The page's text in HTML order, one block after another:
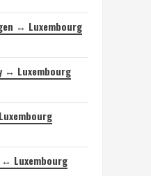
↔ Luxembourg
↔ Luxembourg
Luxembourg